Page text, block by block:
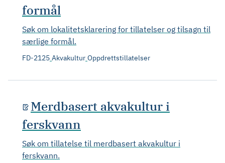
formål
Søk om lokalitetsklarering for tillatelser og tilsagn til
særlige formål.
FD-2125 Akvakultur Oppdrettstillatelser
Merdbasert akvakultur i
ferskvann
Søk om tillatelse til merdbasert akvakultur i
ferskvann.